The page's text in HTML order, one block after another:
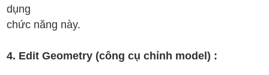
dụng
chức năng này.
4. Edit Geometry (công cụ chỉnh model) :